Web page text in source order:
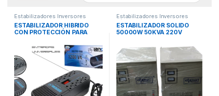
Estabilizadores Inversores
Lámparas Reflectores
ESTABILIZADOR HIBRIDO
CON PROTECCIÓN PARA
600W LANCOM
AVRPRO10081
Estabilizadores Inversores
Lámparas Reflectores
ESTABILIZADOR SOLIDO
50000W 50KVA 220V